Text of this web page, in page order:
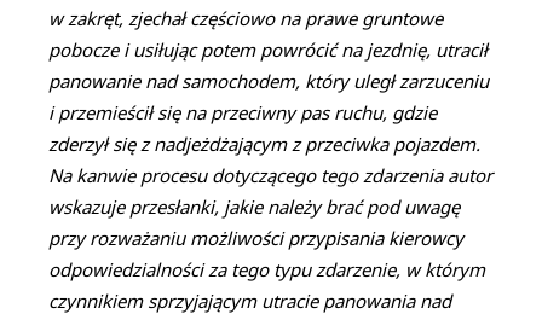
w zakręt, zjechał częściowo na prawe gruntowe
pobocze i usiłując potem powrócić na jezdnię, utracił
panowanie nad samochodem, który uległ zarzuceniu
i przemieścił się na przeciwny pas ruchu, gdzie
zderzył się z nadjeżdżającym z przeciwka pojazdem.
Na kanwie procesu dotyczącego tego zdarzenia autor
wskazuje przesłanki, jakie należy brać pod uwagę
przy rozważaniu możliwości przypisania kierowcy
odpowiedzialności za tego typu zdarzenie, w którym
czynnikiem sprzyjającym utracie panowania nad